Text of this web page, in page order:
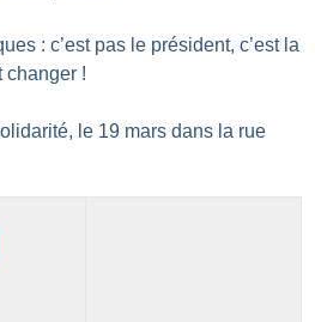
: c’est pas le président, c’est la
changer !
le 19 mars dans la rue